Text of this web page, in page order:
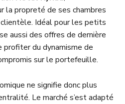
la propreté de ses chambres
Idéal pour les petits
aussi des offres de dernière
du dynamisme de
sur le portefeuille.
ne signifie donc plus
Le marché s’est adapté